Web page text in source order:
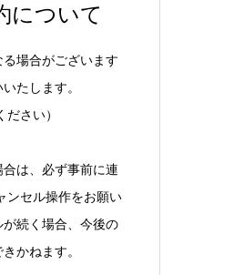
について
場合がございます
たします。
ださい）
は、必ず事前に連
ンセル操作をお願い
続く場合、今後の
かねます。